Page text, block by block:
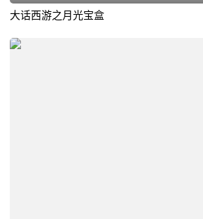
大话西游之月光宝盒